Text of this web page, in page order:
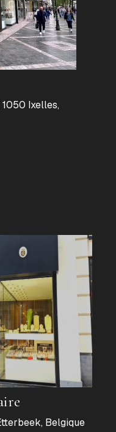
1050 Ixelles,
Belgique